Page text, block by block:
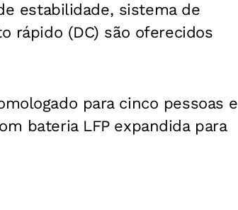
estabilidade, sistema de
rápido (DC) são oferecidos
para cinco pessoas e
bateria LFP expandida para